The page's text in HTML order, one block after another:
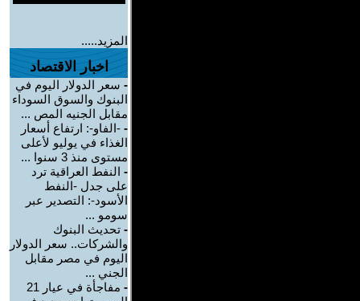
المزيد.....
اخبار الاقتصاد
- سعر الدولار اليوم في
البنوك والسوق السوداء
مقابل الجنيه المص ...
- -الفاو-: ارتفاع أسعار
الغذاء في يوليو لأعلى
مستوى منذ 3 سنوا ...
- النفط العراقية ترد
على جدل -النفط
الأسود-: التصدير عبر
سومو ...
- تحديث البنوك
والشركات.. سعر الدولار
اليوم في مصر مقابل
الجني ...
-
مفاجأة في عيار 21